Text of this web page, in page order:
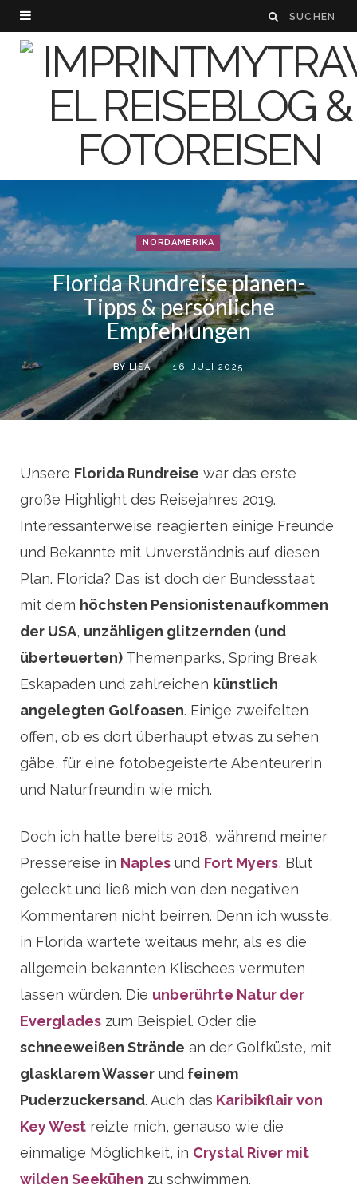
NORDAMERIKA
Florida Rundreise planen-
Tipps & persönliche
Empfehlungen
BY LISA 16. JULI 2025
Unsere Florida Rundreise war das erste
große Highlight des Reisejahres 2019.
Interessanterweise reagierten einige Freunde
und Bekannte mit Unverständnis auf diesen
Plan. Florida? Das ist doch der Bundesstaat
mit dem höchsten Pensionistenaufkommen
der USA, unzähligen glitzernden (und
überteuerten) Themenparks, Spring Break
Eskapaden und zahlreichen künstlich
angelegten Golfoasen. Einige zweifelten
offen, ob es dort überhaupt etwas zu sehen
gäbe, für eine fotobegeisterte Abenteurerin
und Naturfreundin wie mich.
Doch ich hatte bereits 2018, während meiner
Pressereise in Naples und Fort Myers, Blut
geleckt und ließ mich von den negativen
Kommentaren nicht beirren. Denn ich wusste,
in Florida wartete weitaus mehr, als es die
allgemein bekannten Klischees vermuten
lassen würden. Die unberührte Natur der
Everglades zum Beispiel. Oder die
schneeweißen Strände an der Golfküste, mit
glasklarem Wasser und feinem
Puderzuckersand. Auch das Karibikflair von
Key West reizte mich, genauso wie die
einmalige Möglichkeit, in Crystal River mit
wilden Seekühen zu schwimmen.